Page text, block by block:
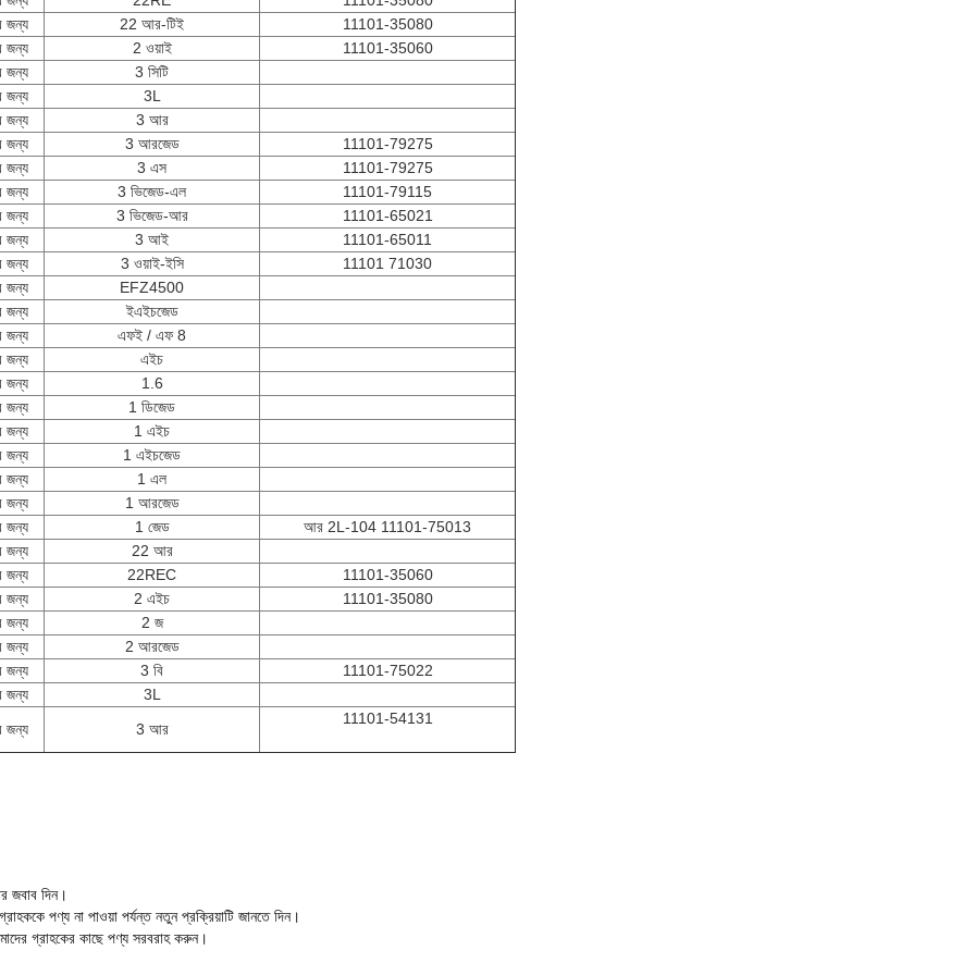
জন্য
22 আর-টিই
11101-35080
জন্য
2 ওয়াই
11101-35060
জন্য
3 সিটি
জন্য
3L
জন্য
3 আর
জন্য
3 আরজেড
11101-79275
জন্য
3 এস
11101-79275
জন্য
3 ভিজেড-এল
11101-79115
জন্য
3 ভিজেড-আর
11101-65021
জন্য
3 আই
11101-65011
জন্য
3 ওয়াই-ইসি
11101 71030
জন্য
EFZ4500
জন্য
ইএইচজেড
জন্য
এফই / এফ 8
জন্য
এইচ
জন্য
1.6
জন্য
1 ডিজেড
জন্য
1 এইচ
জন্য
1 এইচজেড
জন্য
1 এল
জন্য
1 আরজেড
জন্য
1 জেড
আর 2L-104 11101-75013
জন্য
22 আর
জন্য
22REC
11101-35060
জন্য
2 এইচ
11101-35080
জন্য
2 জ
জন্য
2 আরজেড
জন্য
3 বি
11101-75022
জন্য
3L
জন্য
3 আর
11101-54131
জবাব দিন।
পণ্য না পাওয়া পর্যন্ত নতুন প্রক্রিয়াটি জানতে দিন।
গ্রাহকের কাছে পণ্য সরবরাহ করুন।